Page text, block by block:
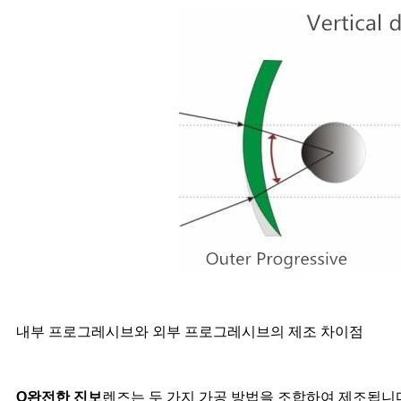
내부 프로그레시브와 외부 프로그레시브의 제조 차이점
O완전한 진보렌즈는 두 가지 가공 방법을 조합하여 제조됩니